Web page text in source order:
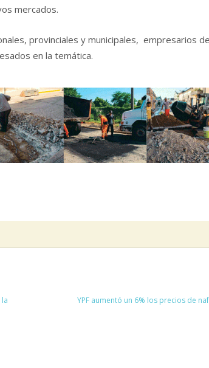
mercados.
provinciales y municipales, empresarios
en la temática.
YPF aumentó un 6% los precios de